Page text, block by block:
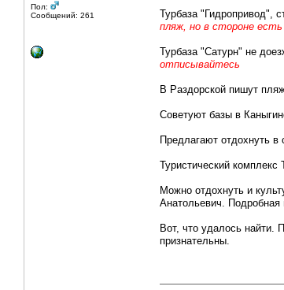
Пол:
Сообщений: 261
Турбаза "Гидропривод",
пляж, но в стороне
Турбаза "Сатурн" не
отписывайтесь
В Раздорской пишут
Советуют базы в
Предлагают отдохнуть
Туристический
Можно отдохнуть и
Анатольевич.
Вот, что удалось найти.
признательны.